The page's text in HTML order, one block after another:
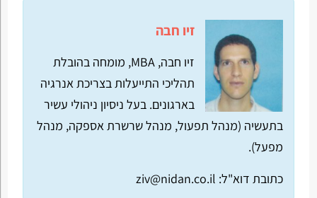
זיו חבה
זיו חבה, MBA, מומחה בהובלת
תהליכי התייעלות בצריכת אנרגיה
בארגונים. בעל ניסיון ניהולי עשיר
בתעשיה (מנהל תפעול, מנהל שרשרת אספקה, מנהל
מפעל).
כתובת דוא"ל: ziv@nidan.co.il